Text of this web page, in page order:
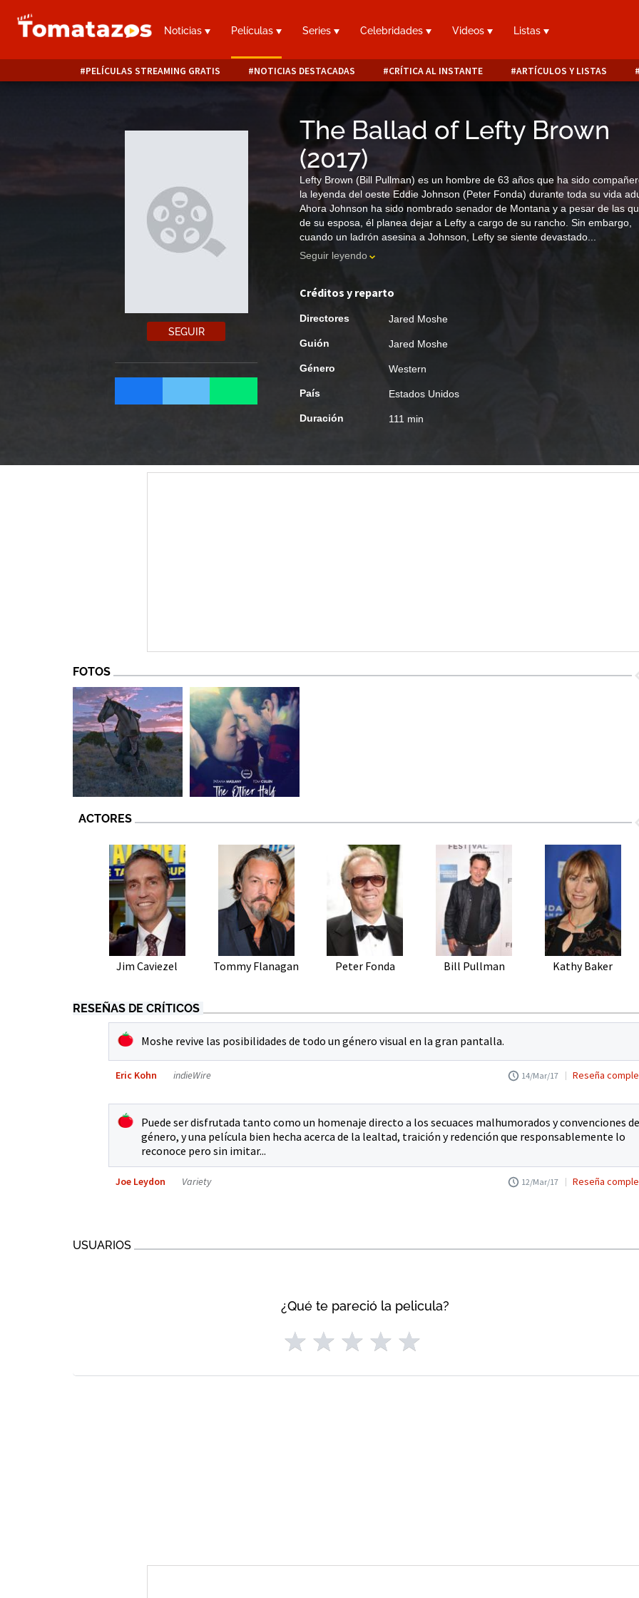
Noticias Películas Series Celebridades Videos Listas
PELÍCULAS STREAMING GRATIS NOTICIAS DESTACADAS CRÍTICA AL INSTANTE ARTÍCULOS Y LISTAS
SEGUIR
The Ballad of Lefty Brown
(2017)
Lefty Brown (Bill Pullman) es un hombre de 63 años que ha sido
la leyenda del oeste Eddie Johnson (Peter Fonda) durante toda su vida
Ahora Johnson ha sido nombrado senador de Montana y a pesar de las
de su esposa, él planea dejar a Lefty a cargo de su rancho. Sin embargo,
cuando un ladrón asesina a Johnson, Lefty se siente devastado...
Seguir leyendo
Créditos y reparto
Directores Jared Moshe
Guión Jared Moshe
Género Western
País Estados Unidos
Duración 111 min
FOTOS
ACTORES
Jim Caviezel Tommy Flanagan Peter Fonda Bill Pullman Kathy Baker
RESEÑAS DE CRÍTICOS
Moshe revive las posibilidades de todo un género visual en la gran pantalla.
Eric Kohn indieWire 14/Mar/17 Reseña
Puede ser disfrutada tanto como un homenaje directo a los secuaces malhumorados y convenciones
género, y una película bien hecha acerca de la lealtad, traición y redención que responsablemente lo
reconoce pero sin imitar...
Joe Leydon Variety 12/Mar/17 Reseña
USUARIOS
¿Qué te pareció la pelicula?